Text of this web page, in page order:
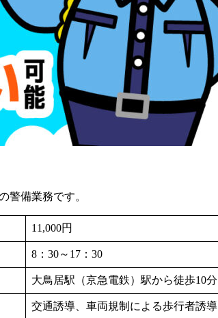
警備業務です。
11,000円
8：30～17：30
大鳥居駅（京急電鉄）駅から徒歩10分
交通誘導、車両規制による歩行者誘導